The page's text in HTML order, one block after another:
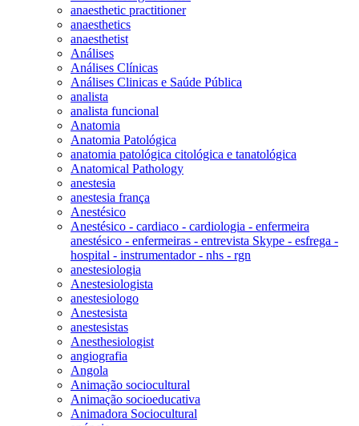
anaesthetic practitioner
anaesthetics
anaesthetist
Análises
Análises Clínicas
Análises Clinicas e Saúde Pública
analista
analista funcional
Anatomia
Anatomia Patológica
anatomia patológica citológica e tanatológica
Anatomical Pathology
anestesia
anestesia frança
Anestésico
Anestésico - cardiaco - cardiologia - enfermeira
anestésico - enfermeiras - entrevista Skype - esfrega -
hospital - instrumentador - nhs - rgn
anestesiologia
Anestesiologista
anestesiologo
Anestesista
anestesistas
Anesthesiologist
angiografia
Angola
Animação sociocultural
Animação socioeducativa
Animadora Sociocultural